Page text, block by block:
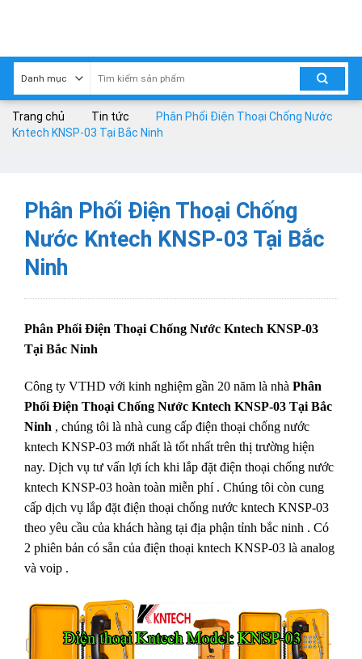
Trang chủ Tin tức
Phân Phối Điện Thoại Chống Nước
Kntech KNSP-03 Tại Bắc Ninh
Phân Phối Điện Thoại Chống
Nước Kntech KNSP-03 Tại Bắc
Ninh
Phân Phối Điện Thoại Chống Nước Kntech KNSP-03
Tại Bắc Ninh
Công ty VTHD với kinh nghiệm gần 20 năm là nhà Phân
Phối Điện Thoại Chống Nước Kntech KNSP-03 Tại Bắc
Ninh , chúng tôi là nhà cung cấp điện thoại chống nước
kntech KNSP-03 mới nhất là tốt nhất trên thị trường hiện
nay. Dịch vụ tư vấn lợi ích khi lắp đặt điện thoại chống nước
kntech KNSP-03 hoàn toàn miễn phí . Chúng tôi còn cung
cấp dịch vụ lắp đặt điện thoại chống nước kntech KNSP-03
theo yêu cầu của khách hàng tại địa phận tỉnh bắc ninh . Có
2 phiên bản có sẵn của điện thoại kntech KNSP-03 là analog
và voip .